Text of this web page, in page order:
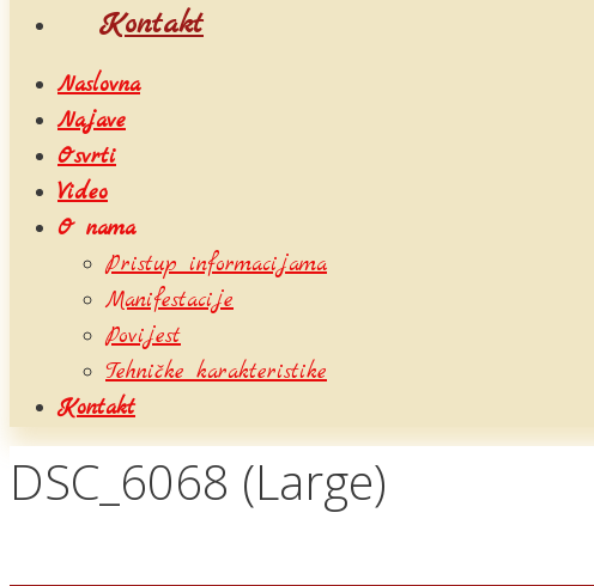
Kontakt
Naslovna
Najave
Osvrti
Video
O nama
Pristup informacijama
Manifestacije
Povijest
Tehničke karakteristike
Kontakt
DSC_6068 (Large)